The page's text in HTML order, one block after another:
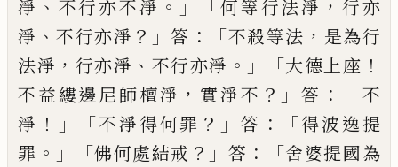
淨 、 不行亦不淨 。」「何等行法淨 ， 行亦
淨 、不行亦淨 ？」答 ：「不殺等法 ， 是為行
法淨 ， 行亦淨 、 不行亦淨 。」 「大德上座 ！
不益縷邊尼師檀淨 ， 實淨不 ？」答 ：「不
淨 ！」「不淨得何罪 ？」 答 ：「得波逸提
罪 。」「佛何處結戒 ？」 答 ：「舍婆提國為